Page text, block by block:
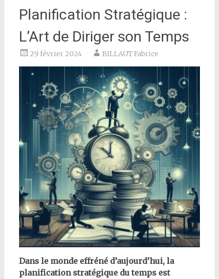
Planification Stratégique :
L’Art de Diriger son Temps
29 février 2024 BILLAUT Fabrice
Dans le monde effréné d’aujourd’hui, la
planification stratégique du temps est